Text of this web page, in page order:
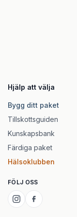
Hjälp att välja
Bygg ditt paket
Tillskottsguiden
Kunskapsbank
Färdiga paket
Hälsoklubben
FÖLJ OSS